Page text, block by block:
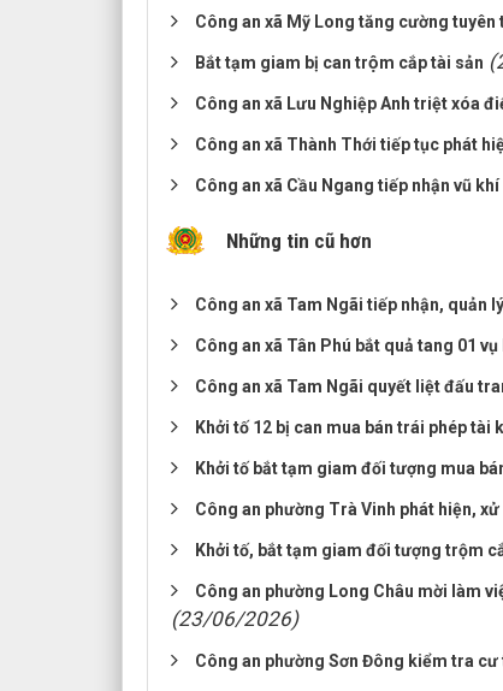
Công an xã Mỹ Long tăng cường
Bắt tạm giam bị can trộm cắp tài sản
Công an xã Lưu Nghiệp Anh triệt xóa
Công an xã Thành Thới tiếp tục phát
Công an xã Cầu Ngang tiếp nhận vũ
Những tin cũ hơn
Công an xã Tam Ngãi tiếp nhận, quản
Công an xã Tân Phú bắt quả tang 01
Công an xã Tam Ngãi quyết liệt đấu
Khởi tố 12 bị can mua bán trái phép tài
Khởi tố bắt tạm giam đối tượng mua
Công an phường Trà Vinh phát hiện,
Khởi tố, bắt tạm giam đối tượng trộm
Công an phường Long Châu mời làm
(23/06/2026)
Công an phường Sơn Đông kiểm tra